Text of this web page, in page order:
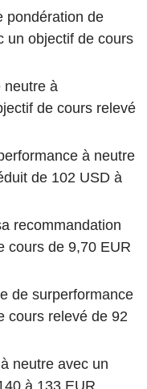
pondération de
un objectif de cours
neutre à
de cours relevé
à neutre
de 102 USD à
recommandation
cours de 9,70 EUR
de surperformance
cours relevé de 92
neutre avec un
à 133 EUR.